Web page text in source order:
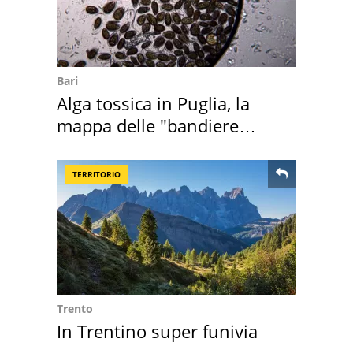
Bari
Alga tossica in Puglia, la
mappa delle "bandiere
TERRITORIO
Trento
In Trentino super funivia